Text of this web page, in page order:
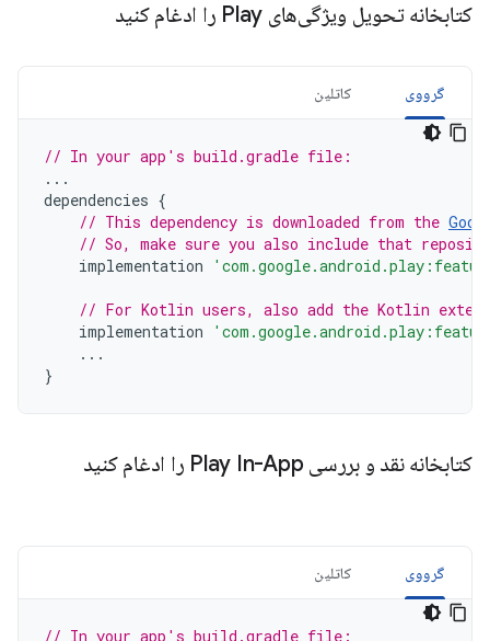
کتابخانه تحویل ویژگی‌های Play را ادغام کنید
گرووی کاتلین
// In your app's build.gradle file:
...
dependencies {
// This dependency is downloaded from the
// So, make sure you also include that
implementation
// For Kotlin users, also add the Kotlin
implementation
...
}
کتابخانه نقد و بررسی Play In-App را ادغام کنید
گرووی کاتلین
// In your app's build.gradle file: